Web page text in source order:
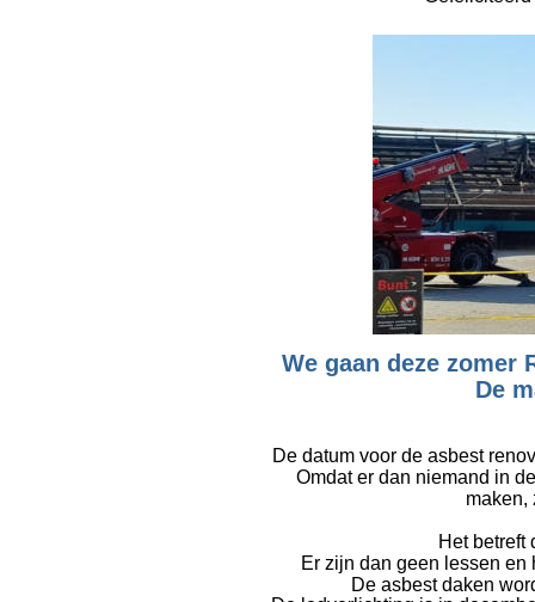
We gaan deze zomer
De
De datum voor de asbest
Omdat er dan niemand in
maken,
Het betreft
Er zijn dan geen lessen
De asbest daken